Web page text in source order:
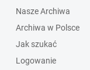
Nasze Archiwa
Archiwa w Polsce
Jak szukać
Logowanie